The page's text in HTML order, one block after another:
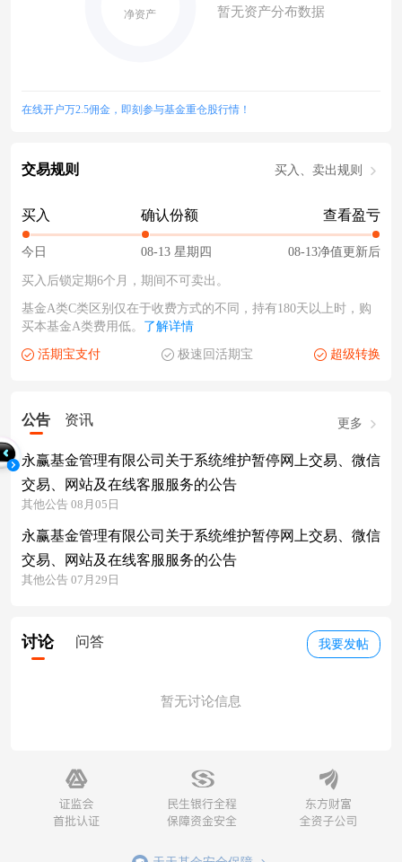
净资产 暂无资产分布数据
在线开户万2.5佣金，即刻参与基金重仓股行情！
交易规则 买入、卖出规则
买入
今日
确认份额
08-13 星期四
查看盈亏
08-13净值更新后
买入后锁定期6个月，期间不可卖出。
基金A类C类区别仅在于收费方式的不同，持有180天以上时，购
买本基金A类费用低。 了解详情
活期宝支付 极速回活期宝 超级转换
公告 资讯 更多
永赢基金管理有限公司关于系统维护暂停网上交易、微信
交易、网站及在线客服服务的公告
其他公告 08月05日
永赢基金管理有限公司关于系统维护暂停网上交易、微信
交易、网站及在线客服服务的公告
其他公告 07月29日
我要发帖
讨论 问答
暂无讨论信息